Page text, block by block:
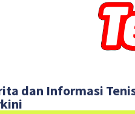
dan Informasi